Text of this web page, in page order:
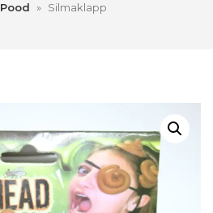
Pood » Silmaklapp